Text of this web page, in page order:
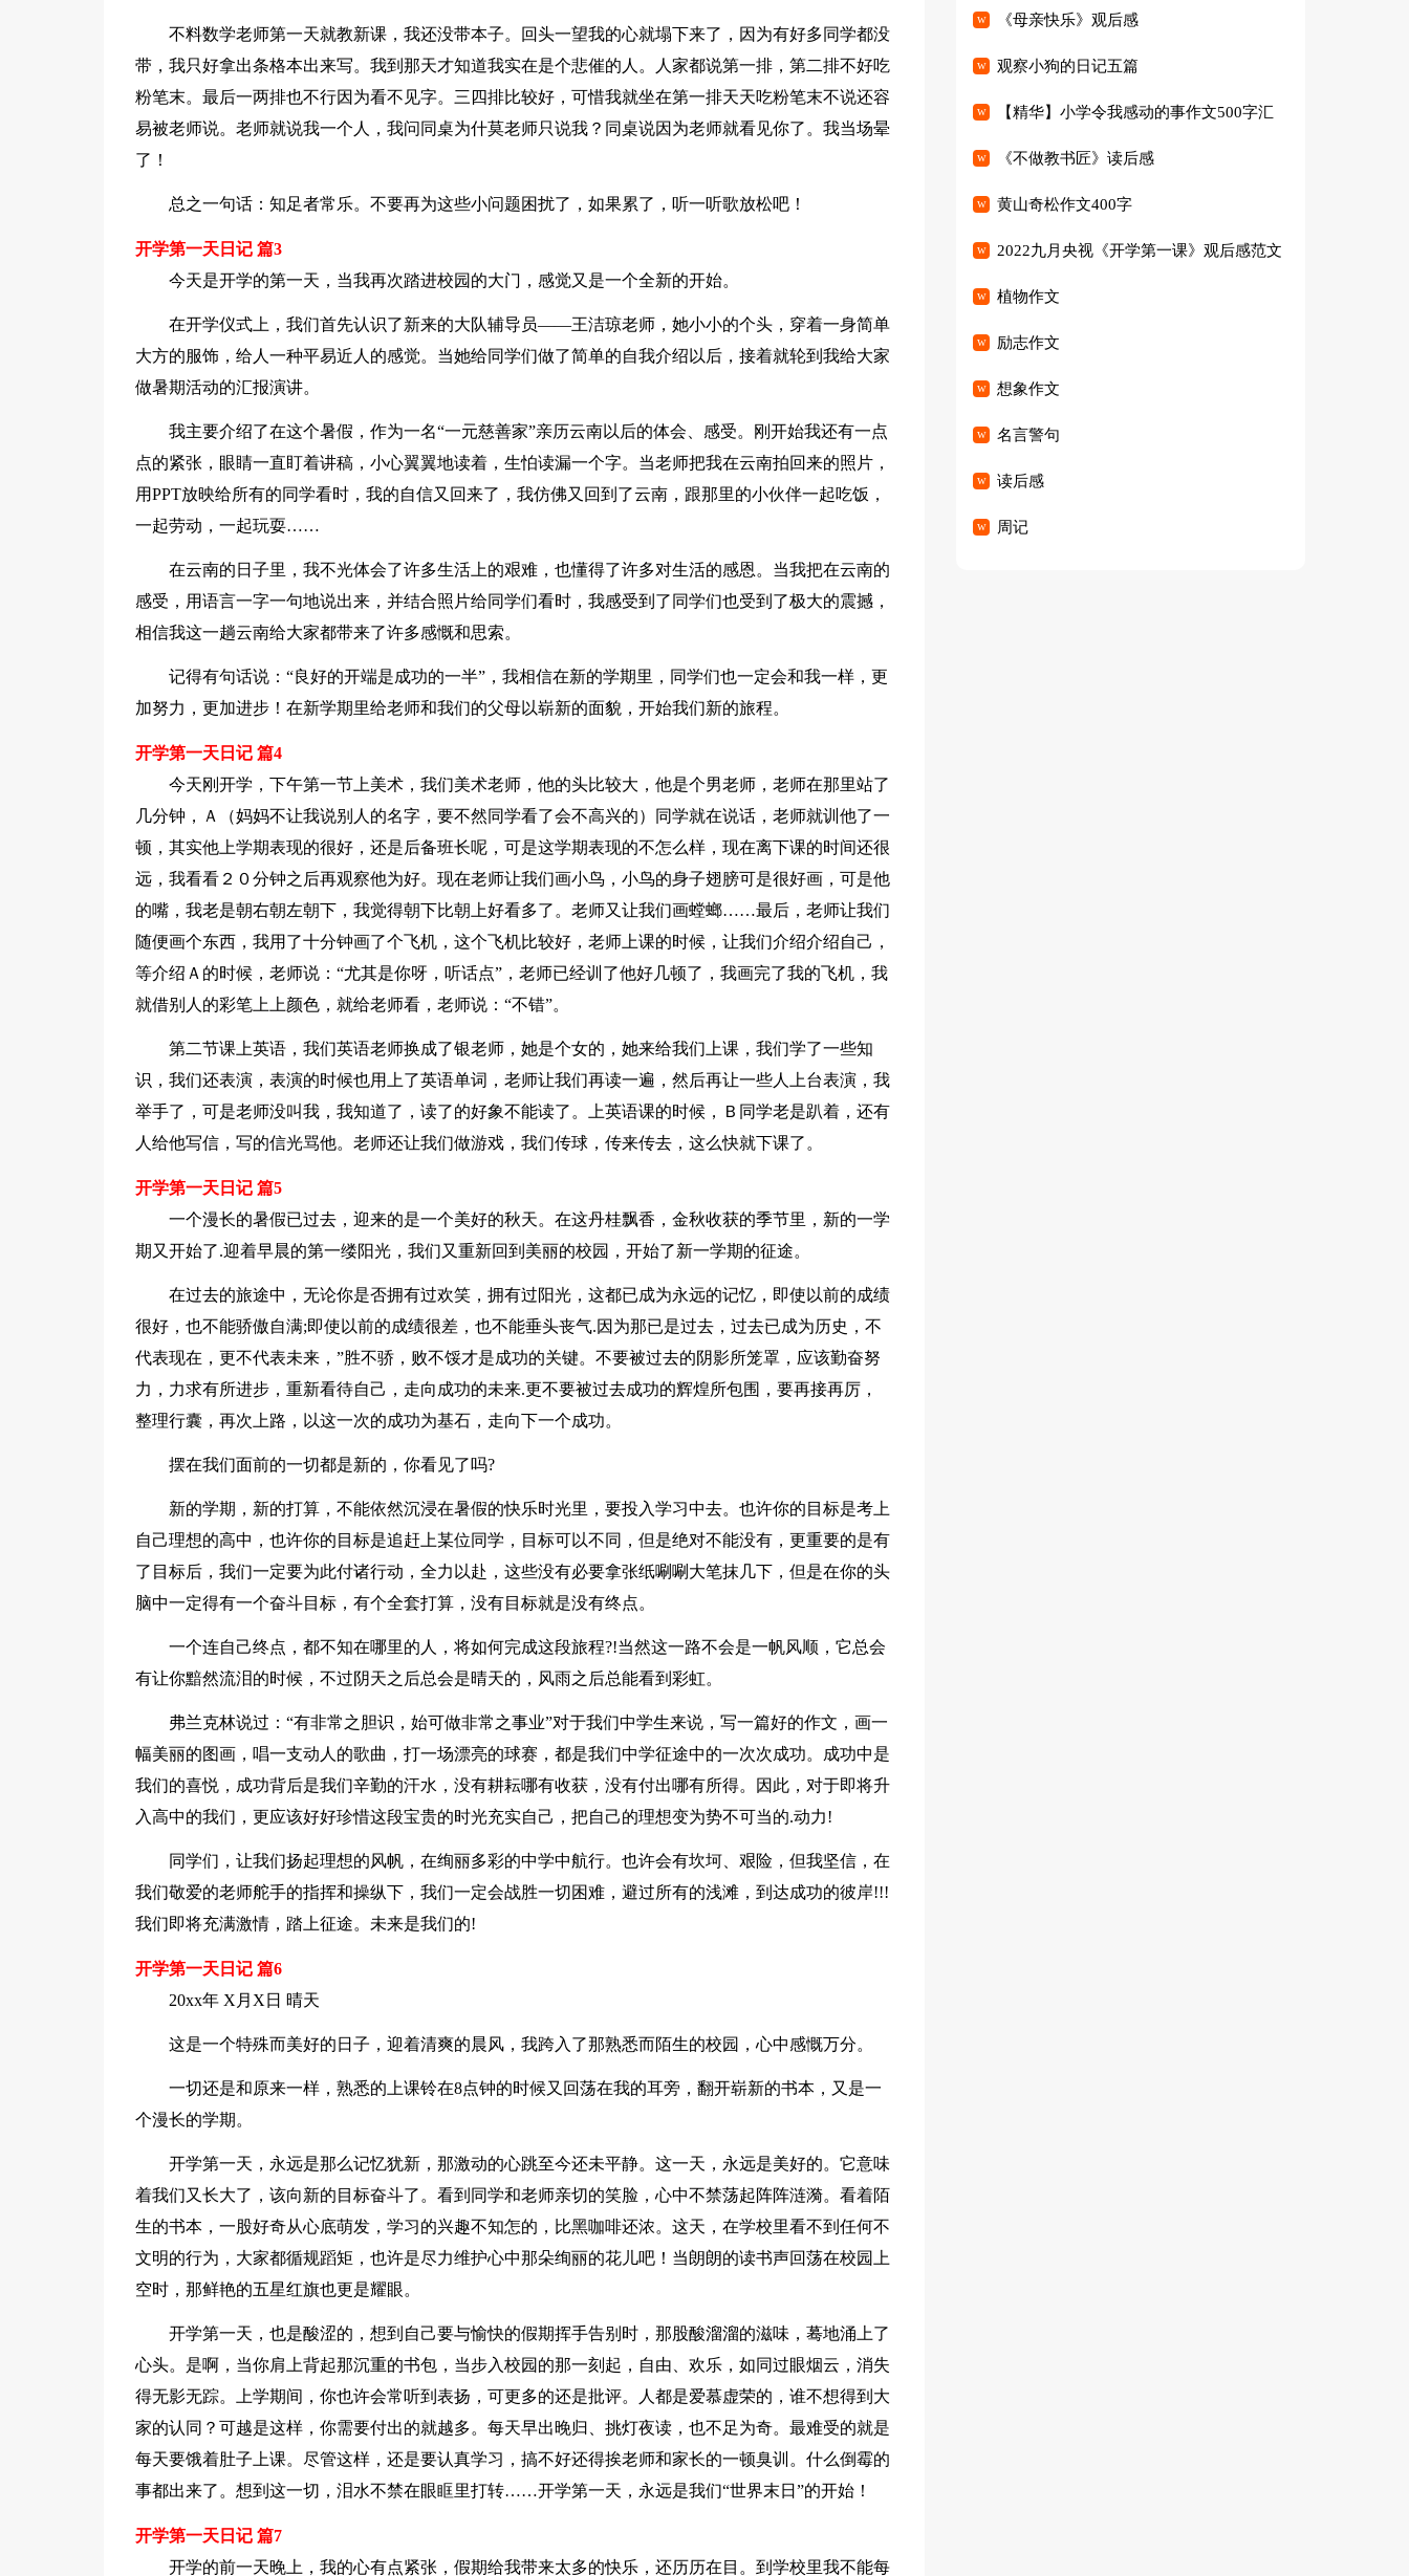
不料数学老师第一天就教新课，我还没带本子。回头一望我的心就塌下来了，因为有好多同学都没
带，我只好拿出条格本出来写。我到那天才知道我实在是个悲催的人。人家都说第一排，第二排不好吃
粉笔末。最后一两排也不行因为看不见字。三四排比较好，可惜我就坐在第一排天天吃粉笔末不说还容
易被老师说。老师就说我一个人，我问同桌为什莫老师只说我？同桌说因为老师就看见你了。我当场晕
了！
总之一句话：知足者常乐。不要再为这些小问题困扰了，如果累了，听一听歌放松吧！
开学第一天日记 篇3
今天是开学的第一天，当我再次踏进校园的大门，感觉又是一个全新的开始。
在开学仪式上，我们首先认识了新来的大队辅导员——王洁琼老师，她小小的个头，穿着一身简单
大方的服饰，给人一种平易近人的感觉。当她给同学们做了简单的自我介绍以后，接着就轮到我给大家
做暑期活动的汇报演讲。
我主要介绍了在这个暑假，作为一名“一元慈善家”亲历云南以后的体会、感受。刚开始我还有一点
点的紧张，眼睛一直盯着讲稿，小心翼翼地读着，生怕读漏一个字。当老师把我在云南拍回来的照片，
用PPT放映给所有的同学看时，我的自信又回来了，我仿佛又回到了云南，跟那里的小伙伴一起吃饭，
一起劳动，一起玩耍……
在云南的日子里，我不光体会了许多生活上的艰难，也懂得了许多对生活的感恩。当我把在云南的
感受，用语言一字一句地说出来，并结合照片给同学们看时，我感受到了同学们也受到了极大的震撼，
相信我这一趟云南给大家都带来了许多感慨和思索。
记得有句话说：“良好的开端是成功的一半”，我相信在新的学期里，同学们也一定会和我一样，更
加努力，更加进步！在新学期里给老师和我们的父母以崭新的面貌，开始我们新的旅程。
开学第一天日记 篇4
今天刚开学，下午第一节上美术，我们美术老师，他的头比较大，他是个男老师，老师在那里站了
几分钟，Ａ（妈妈不让我说别人的名字，要不然同学看了会不高兴的）同学就在说话，老师就训他了一
顿，其实他上学期表现的很好，还是后备班长呢，可是这学期表现的不怎么样，现在离下课的时间还很
远，我看看２０分钟之后再观察他为好。现在老师让我们画小鸟，小鸟的身子翅膀可是很好画，可是他
的嘴，我老是朝右朝左朝下，我觉得朝下比朝上好看多了。老师又让我们画螳螂……最后，老师让我们
随便画个东西，我用了十分钟画了个飞机，这个飞机比较好，老师上课的时候，让我们介绍介绍自己，
等介绍Ａ的时候，老师说：“尤其是你呀，听话点”，老师已经训了他好几顿了，我画完了我的飞机，我
就借别人的彩笔上上颜色，就给老师看，老师说：“不错”。
第二节课上英语，我们英语老师换成了银老师，她是个女的，她来给我们上课，我们学了一些知
识，我们还表演，表演的时候也用上了英语单词，老师让我们再读一遍，然后再让一些人上台表演，我
举手了，可是老师没叫我，我知道了，读了的好象不能读了。上英语课的时候，Ｂ同学老是趴着，还有
人给他写信，写的信光骂他。老师还让我们做游戏，我们传球，传来传去，这么快就下课了。
开学第一天日记 篇5
一个漫长的暑假已过去，迎来的是一个美好的秋天。在这丹桂飘香，金秋收获的季节里，新的一学
期又开始了.迎着早晨的第一缕阳光，我们又重新回到美丽的校园，开始了新一学期的征途。
在过去的旅途中，无论你是否拥有过欢笑，拥有过阳光，这都已成为永远的记忆，即使以前的成绩
很好，也不能骄傲自满;即使以前的成绩很差，也不能垂头丧气.因为那已是过去，过去已成为历史，不
代表现在，更不代表未来，”胜不骄，败不馁才是成功的关键。不要被过去的阴影所笼罩，应该勤奋努
力，力求有所进步，重新看待自己，走向成功的未来.更不要被过去成功的辉煌所包围，要再接再厉，
整理行囊，再次上路，以这一次的成功为基石，走向下一个成功。
摆在我们面前的一切都是新的，你看见了吗?
新的学期，新的打算，不能依然沉浸在暑假的快乐时光里，要投入学习中去。也许你的目标是考上
自己理想的高中，也许你的目标是追赶上某位同学，目标可以不同，但是绝对不能没有，更重要的是有
了目标后，我们一定要为此付诸行动，全力以赴，这些没有必要拿张纸唰唰大笔抹几下，但是在你的头
脑中一定得有一个奋斗目标，有个全套打算，没有目标就是没有终点。
一个连自己终点，都不知在哪里的人，将如何完成这段旅程?!当然这一路不会是一帆风顺，它总会
有让你黯然流泪的时候，不过阴天之后总会是晴天的，风雨之后总能看到彩虹。
弗兰克林说过：“有非常之胆识，始可做非常之事业”对于我们中学生来说，写一篇好的作文，画一
幅美丽的图画，唱一支动人的歌曲，打一场漂亮的球赛，都是我们中学征途中的一次次成功。成功中是
我们的喜悦，成功背后是我们辛勤的汗水，没有耕耘哪有收获，没有付出哪有所得。因此，对于即将升
入高中的我们，更应该好好珍惜这段宝贵的时光充实自己，把自己的理想变为势不可当的.动力!
同学们，让我们扬起理想的风帆，在绚丽多彩的中学中航行。也许会有坎坷、艰险，但我坚信，在
我们敬爱的老师舵手的指挥和操纵下，我们一定会战胜一切困难，避过所有的浅滩，到达成功的彼岸!!!
我们即将充满激情，踏上征途。未来是我们的!
开学第一天日记 篇6
20xx年 X月X日 晴天
这是一个特殊而美好的日子，迎着清爽的晨风，我跨入了那熟悉而陌生的校园，心中感慨万分。
一切还是和原来一样，熟悉的上课铃在8点钟的时候又回荡在我的耳旁，翻开崭新的书本，又是一
个漫长的学期。
开学第一天，永远是那么记忆犹新，那激动的心跳至今还未平静。这一天，永远是美好的。它意味
着我们又长大了，该向新的目标奋斗了。看到同学和老师亲切的笑脸，心中不禁荡起阵阵涟漪。看着陌
生的书本，一股好奇从心底萌发，学习的兴趣不知怎的，比黑咖啡还浓。这天，在学校里看不到任何不
文明的行为，大家都循规蹈矩，也许是尽力维护心中那朵绚丽的花儿吧！当朗朗的读书声回荡在校园上
空时，那鲜艳的五星红旗也更是耀眼。
开学第一天，也是酸涩的，想到自己要与愉快的假期挥手告别时，那股酸溜溜的滋味，蓦地涌上了
心头。是啊，当你肩上背起那沉重的书包，当步入校园的那一刻起，自由、欢乐，如同过眼烟云，消失
得无影无踪。上学期间，你也许会常听到表扬，可更多的还是批评。人都是爱慕虚荣的，谁不想得到大
家的认同？可越是这样，你需要付出的就越多。每天早出晚归、挑灯夜读，也不足为奇。最难受的就是
每天要饿着肚子上课。尽管这样，还是要认真学习，搞不好还得挨老师和家长的一顿臭训。什么倒霉的
事都出来了。想到这一切，泪水不禁在眼眶里打转……开学第一天，永远是我们“世界末日”的开始！
开学第一天日记 篇7
开学的前一天晚上，我的心有点紧张，假期给我带来太多的快乐，还历历在目。到学校里我不能每
《母亲快乐》观后感
观察小狗的日记五篇
【精华】小学令我感动的事作文500字汇
编七篇《不做教书匠》读后感
黄山奇松作文400字
2022九月央视《开学第一课》观后感范文
（精选23篇）
植物作文
励志作文
想象作文
名言警句
读后感
周记